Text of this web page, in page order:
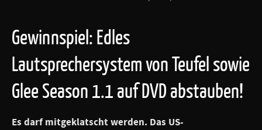
Gewinnspiel: Edles
Lautsprechersystem von Teufel sowie
Glee Season 1.1 auf DVD abstauben!
Es darf mitgeklatscht werden. Das US-